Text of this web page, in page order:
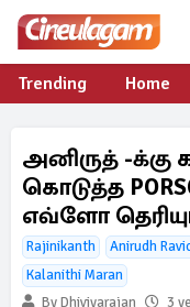
Trending Home
அனிருத் -க்கு
கொடுத்த
எவ்ளோ
Rajinikanth Anirudh
Kalanithi Maran
By Dhiviyarajan
3